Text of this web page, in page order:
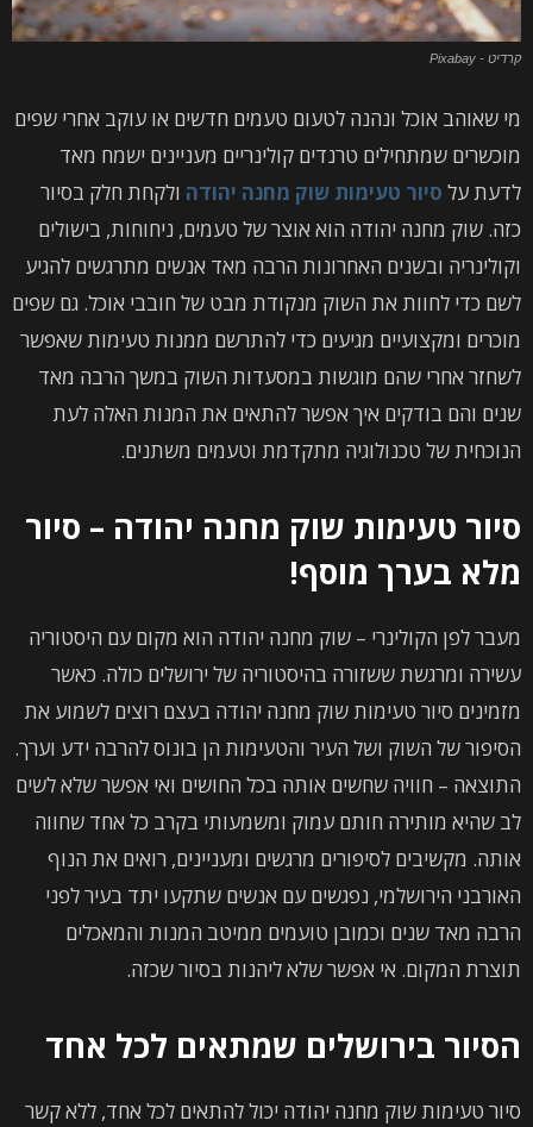
קרדיט - Pixabay
מי שאוהב אוכל ונהנה לטעום טעמים חדשים או עוקב אחרי שפים
מוכשרים שמתחילים טרנדים קולינריים מעניינים ישמח מאד
לדעת על סיור טעימות שוק מחנה יהודה ולקחת חלק בסיור
כזה. שוק מחנה יהודה הוא אוצר של טעמים, ניחוחות, בישולים
וקולינריה ובשנים האחרונות הרבה מאד אנשים מתרגשים להגיע
לשם כדי לחוות את השוק מנקודת מבט של חובבי אוכל. גם שפים
מוכרים ומקצועיים מגיעים כדי להתרשם ממנות טעימות שאפשר
לשחזר אחרי שהם מוגשות במסעדות השוק במשך הרבה מאד
שנים והם בודקים איך אפשר להתאים את המנות האלה לעת
הנוכחית של טכנולוגיה מתקדמת וטעמים משתנים.
סיור טעימות שוק מחנה יהודה – סיור
מלא בערך מוסף!
מעבר לפן הקולינרי – שוק מחנה יהודה הוא מקום עם היסטוריה
עשירה ומרגשת ששזורה בהיסטוריה של ירושלים כולה. כאשר
מזמינים סיור טעימות שוק מחנה יהודה בעצם רוצים לשמוע את
הסיפור של השוק ושל העיר והטעימות הן בונוס להרבה ידע וערך.
התוצאה – חוויה שחשים אותה בכל החושים ואי אפשר שלא לשים
לב שהיא מותירה חותם עמוק ומשמעותי בקרב כל אחד שחווה
אותה. מקשיבים לסיפורים מרגשים ומעניינים, רואים את הנוף
האורבני הירושלמי, נפגשים עם אנשים שתקעו יתד בעיר לפני
הרבה מאד שנים וכמובן טועמים ממיטב המנות והמאכלים
תוצרת המקום. אי אפשר שלא ליהנות בסיור שכזה.
הסיור בירושלים שמתאים לכל אחד
סיור טעימות שוק מחנה יהודה יכול להתאים לכל אחד, ללא קשר